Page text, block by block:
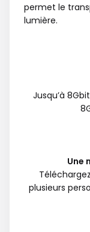
permet le
lumière.
Jusqu’à
Une
plusieurs